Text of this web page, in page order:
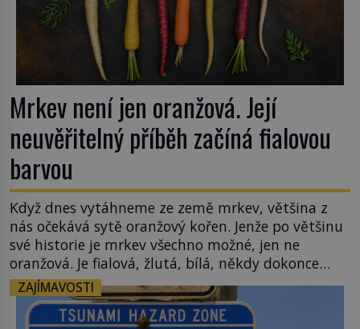
Mrkev není jen oranžová. Její
neuvěřitelný příběh začíná fialovou
barvou
Když dnes vytáhneme ze země mrkev, většina z
nás očekává sytě oranžový kořen. Jenže po většinu
své historie je mrkev všechno možné, jen ne
oranžová. Je fialová, žlutá, bílá, někdy dokonce
téměř černá. Až díky stovkám let pečlivého
šlechtění se z ní stává zelenina, bez které si českou
zahradu ani nedokážeme představit. Její příběh je
ZAJÍMAVOSTI